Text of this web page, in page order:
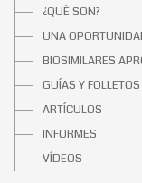
¿QUÉ SON?
UNA
BIOSIMILARES
GUÍAS Y FOLLETOS
ARTÍCULOS
INFORMES
VÍDEOS